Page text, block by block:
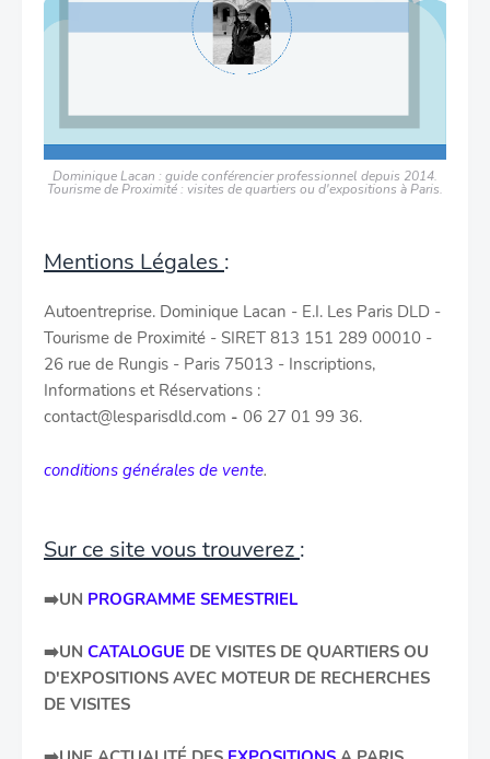
Dominique Lacan : guide conférencier professionnel depuis 2014.
Tourisme de Proximité : visites de quartiers ou d'expositions à Paris.
Mentions Légales :
Autoentreprise. Dominique Lacan - E.I. Les Paris DLD -
Tourisme de Proximité - SIRET 813 151 289 00010 -
26 rue de Rungis - Paris 75013 - Inscriptions,
Informations et Réservations :
contact@lesparisdld.com - 06 27 01 99 36.
conditions générales de vente.
Sur ce site vous trouverez :
➡️UN PROGRAMME SEMESTRIEL
➡️UN CATALOGUE DE VISITES DE QUARTIERS OU
D'EXPOSITIONS AVEC MOTEUR DE RECHERCHES
DE VISITES